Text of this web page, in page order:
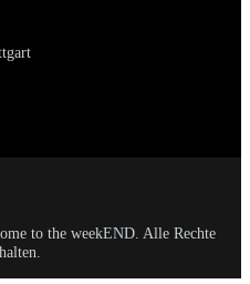
to the weekEND. Alle Rechte